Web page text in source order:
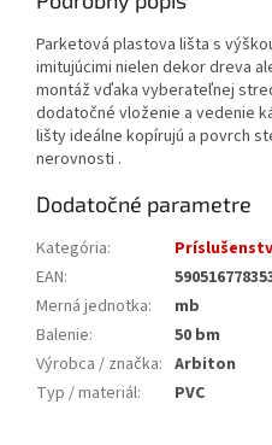
Parketová plastova lišta s
imitujúcimi nielen dekor dreva
montáž vďaka vyberateľnej
dodatočné vloženie a vedenie
lišty ideálne kopírujú a povrch
nerovnosti .
Dodatočné parametre
Kategória:
EAN:
Merná jednotka:
mb
Balenie:
50 bm
Výrobca / značka: Arbiton
Typ / materiál: PVC